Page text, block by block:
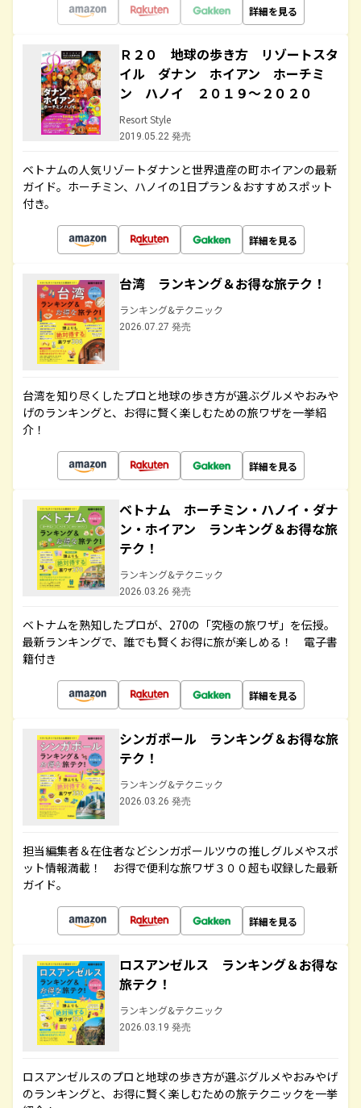
詳細を見る
Ｒ２０ 地球の歩き方 リゾートスタ
イル ダナン ホイアン ホーチミ
ン ハノイ ２０１９～２０２０
Resort Style
2019.05.22 発売
ベトナムの人気リゾートダナンと世界遺産の町ホイアンの最新
ガイド。ホーチミン、ハノイの1日プラン＆おすすめスポット
付き。
詳細を見る
台湾 ランキング＆お得な旅テク！
ランキング&テクニック
2026.07.27 発売
台湾を知り尽くしたプロと地球の歩き方が選ぶグルメやおみや
げのランキングと、お得に賢く楽しむための旅ワザを一挙紹
介！
詳細を見る
ベトナム ホーチミン・ハノイ・ダナ
ン・ホイアン ランキング＆お得な旅
テク！
ランキング&テクニック
2026.03.26 発売
ベトナムを熟知したプロが、270の「究極の旅ワザ」を伝授。
最新ランキングで、誰でも賢くお得に旅が楽しめる！ 電子書
籍付き
詳細を見る
シンガポール ランキング＆お得な旅
テク！
ランキング&テクニック
2026.03.26 発売
担当編集者＆在住者などシンガポールツウの推しグルメやスポ
ット情報満載！ お得で便利な旅ワザ３００超も収録した最新
ガイド。
詳細を見る
ロスアンゼルス ランキング＆お得な
旅テク！
ランキング&テクニック
2026.03.19 発売
ロスアンゼルスのプロと地球の歩き方が選ぶグルメやおみやげ
のランキングと、お得に賢く楽しむための旅テクニックを一挙